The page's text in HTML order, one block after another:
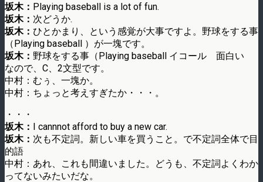
坂木： Playing baseball is a lot of fun.
坂木： 次どうか.
坂木： ひとかまり、という感覚が大事ですよ。野球をする事
（Playing baseball ）が一塊です。
坂木： 野球をする事（Playing baseball イコール 面白い
なので、C、2文型です。
中村：むぅ、一塊か。
中村：ちょっと考えすぎたか・・・。
・・・
坂木： I cannnot afford to buy a new car.
坂木： 次も不定詞。新しい車を買うこと。で不定詞全体で目
的語
中村：あれ、これも間違いました。どうも、不定詞よくわか
ってないみたいだな。